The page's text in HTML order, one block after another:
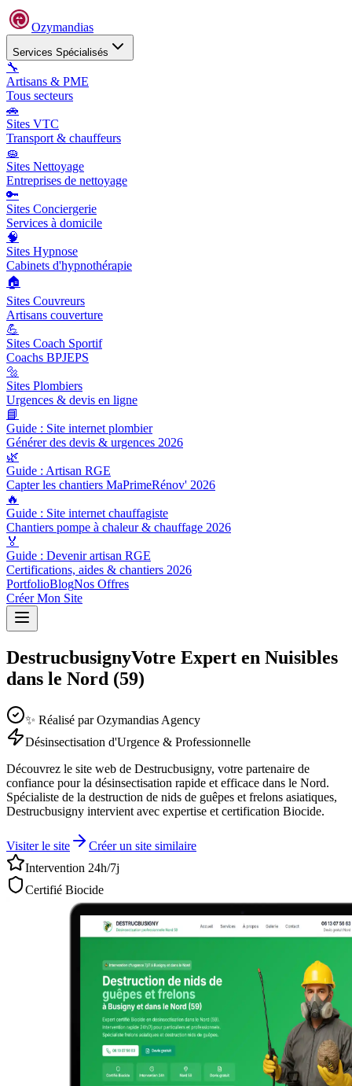
Ozymandias
Services Spécialisés
🔧
Artisans & PME
Tous secteurs
🚗
Sites VTC
Transport & chauffeurs
🧽
Sites Nettoyage
Entreprises de nettoyage
🔑
Sites Conciergerie
Services à domicile
🧠
Sites Hypnose
Cabinets d'hypnothérapie
🏠
Sites Couvreurs
Artisans couverture
💪
Sites Coach Sportif
Coachs BPJEPS
🔩
Sites Plombiers
Urgences & devis en ligne
📘
Guide : Site internet plombier
Générer des devis & urgences 2026
🌿
Guide : Artisan RGE
Capter les chantiers MaPrimeRénov' 2026
🔥
Guide : Site internet chauffagiste
Chantiers pompe à chaleur & chauffage 2026
🏅
Guide : Devenir artisan RGE
Certifications, aides & chantiers 2026
PortfolioBlogNos Offres
Créer Mon Site
DestrucbusignyVotre Expert en Nuisibles
dans le Nord (59)
✨ Réalisé par Ozymandias Agency
Désinsectisation d'Urgence & Professionnelle
Découvrez le site web de Destrucbusigny, votre partenaire de
confiance pour la désinsectisation rapide et efficace dans le Nord.
Spécialiste de la destruction de nids de guêpes et frelons asiatiques,
Destrucbusigny intervient avec expertise et certification Biocide.
Visiter le site
Créer un site similaire
Intervention 24h/7j
Certifié Biocide